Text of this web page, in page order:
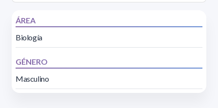
ÁREA
Biología
GÉNERO
Masculino